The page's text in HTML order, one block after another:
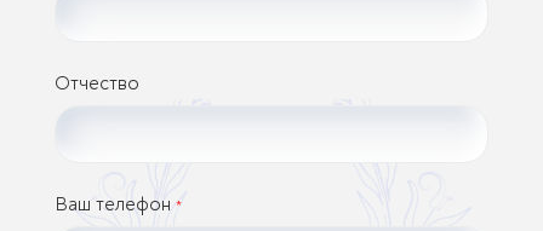
Отчество
Ваш телефон *